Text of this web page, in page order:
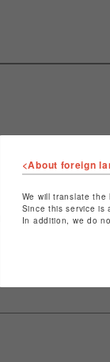
<About foreign
We will translate
Since this service is
In addition, we do